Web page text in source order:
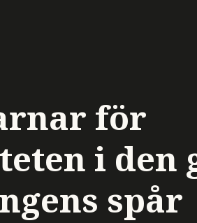
för
i den
spår